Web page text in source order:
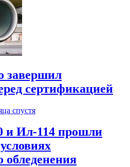
завершил
сертификацией
спустя
и Ил-114 прошли
обледенения